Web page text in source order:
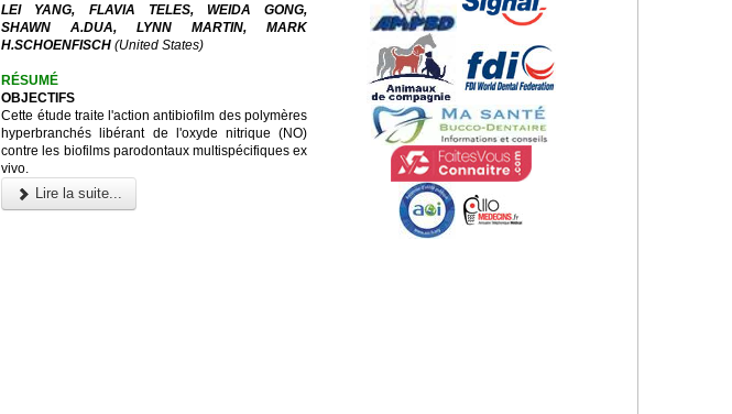
LEI YANG, FLAVIA TELES, WEIDA GONG,
SHAWN A.DUA, LYNN MARTIN, MARK
H.SCHOENFISCH (United States)
RÉSUMÉ
OBJECTIFS
Cette étude traite l'action antibiofilm des polymères
hyperbranchés libérant de l'oxyde nitrique (NO)
contre les biofilms parodontaux multispécifiques ex
vivo.
Lire la suite...